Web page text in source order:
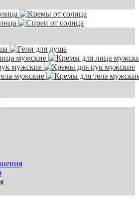
мужские
мужские
мужские